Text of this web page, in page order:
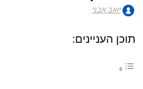
יואב אבני
תוכן העניינים: